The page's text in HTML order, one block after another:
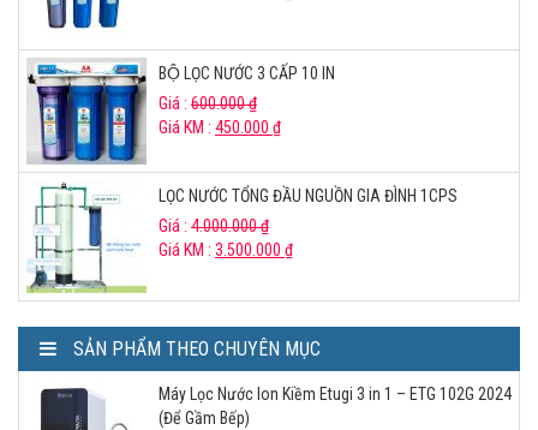
BỘ LỌC NƯỚC 3 CẤP 10 IN
Giá : 600.000₫
Giá KM : 450.000 ₫
LỌC NƯỚC TỔNG ĐẦU NGUỒN GIA ĐÌNH 1CPS
Giá : 4.000.000₫
Giá KM : 3.500.000 ₫
SẢN PHẨM THEO CHUYÊN MỤC
Máy Lọc Nước Ion Kiềm Etugi 3 in 1 – ETG 102G 2024
(Để Gầm Bếp)